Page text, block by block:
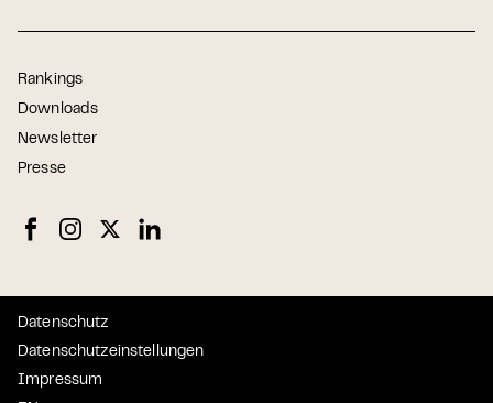
Rankings
Downloads
Newsletter
Presse
Datenschutz
Datenschutzeinstellungen
Impressum